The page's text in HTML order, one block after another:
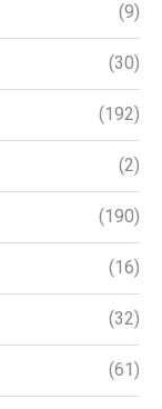
(9)
(30)
(192)
(2)
(190)
(16)
(32)
(61)